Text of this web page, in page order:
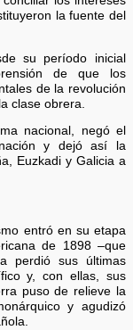
la fuente del
su período inicial
de que los
de la revolución
clase obrera.
nacional, negó el
y dejó así la
Euzkadi y Galicia a
entró en su etapa
de 1898 –que
perdió sus últimas
y, con ellas, sus
puso de relieve la
y agudizó